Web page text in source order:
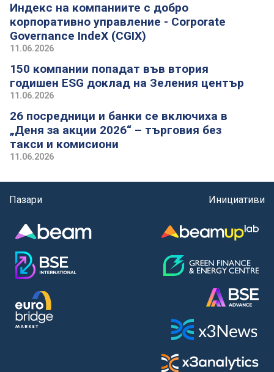
Индекс на компаниите с добро
корпоративно управление - Corporate
Governance IndeX (CGIX)
11.06.2026
150 компании попадат във втория
годишен ESG доклад на Зеления център
11.06.2026
26 посредници и банки се включиха в
„Деня за акции 2026“ – търговия без
такси и комисиони
11.06.2026
Пазари Инициативи